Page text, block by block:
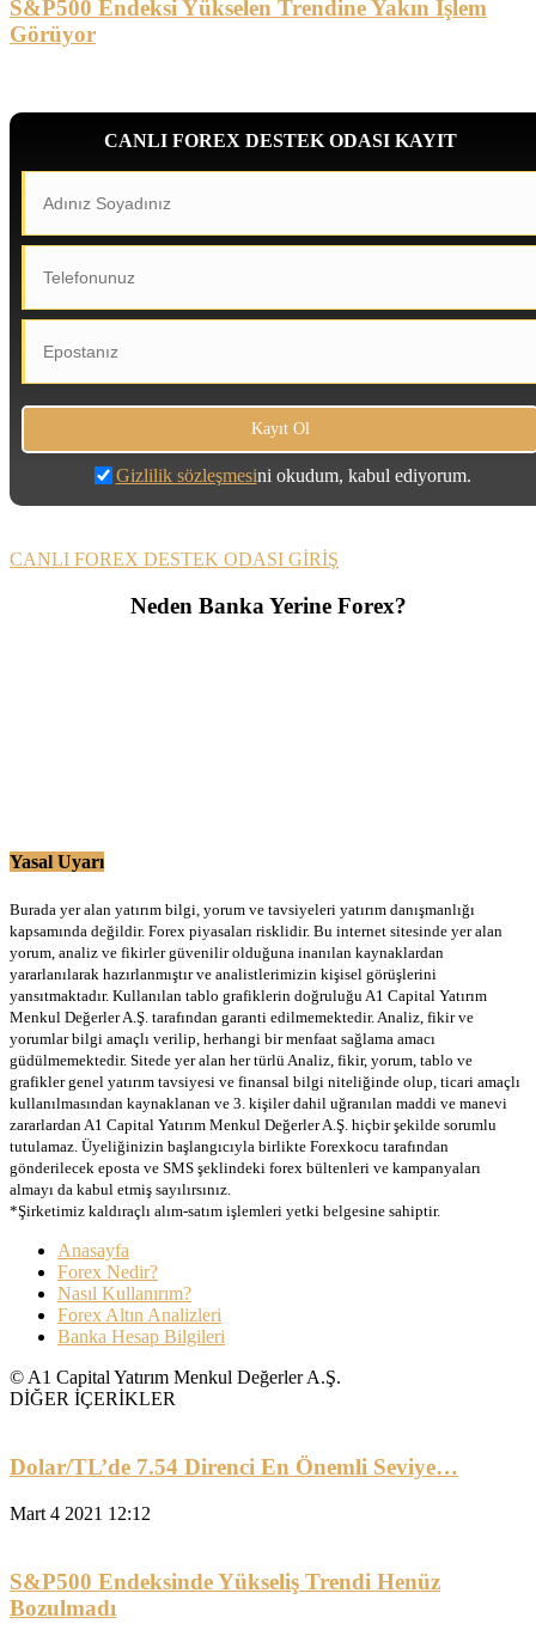
S&P500 Endeksi Yükselen Trendine Yakın İşlem
Görüyor
CANLI FOREX DESTEK ODASI KAYIT
Gizlilik sözleşmesini okudum, kabul ediyorum.
CANLI FOREX DESTEK ODASI GİRİŞ
Neden Banka Yerine Forex?
Yasal Uyarı
Burada yer alan yatırım bilgi, yorum ve tavsiyeleri yatırım danışmanlığı
kapsamında değildir. Forex piyasaları risklidir. Bu internet sitesinde yer alan
yorum, analiz ve fikirler güvenilir olduğuna inanılan kaynaklardan
yararlanılarak hazırlanmıştır ve analistlerimizin kişisel görüşlerini
yansıtmaktadır. Kullanılan tablo grafiklerin doğruluğu A1 Capital Yatırım
Menkul Değerler A.Ş. tarafından garanti edilmemektedir. Analiz, fikir ve
yorumlar bilgi amaçlı verilip, herhangi bir menfaat sağlama amacı
güdülmemektedir. Sitede yer alan her türlü Analiz, fikir, yorum, tablo ve
grafikler genel yatırım tavsiyesi ve finansal bilgi niteliğinde olup, ticari amaçlı
kullanılmasından kaynaklanan ve 3. kişiler dahil uğranılan maddi ve manevi
zararlardan A1 Capital Yatırım Menkul Değerler A.Ş. hiçbir şekilde sorumlu
tutulamaz. Üyeliğinizin başlangıcıyla birlikte Forexkocu tarafından
gönderilecek eposta ve SMS şeklindeki forex bültenleri ve kampanyaları
almayı da kabul etmiş sayılırsınız.
*Şirketimiz kaldıraçlı alım-satım işlemleri yetki belgesine sahiptir.
Anasayfa
Forex Nedir?
Nasıl Kullanırım?
Forex Altın Analizleri
Banka Hesap Bilgileri
© A1 Capital Yatırım Menkul Değerler A.Ş.
DİĞER İÇERİKLER
Dolar/TL’de 7.54 Direnci En Önemli Seviye…
Mart 4 2021 12:12
S&P500 Endeksinde Yükseliş Trendi Henüz
Bozulmadı